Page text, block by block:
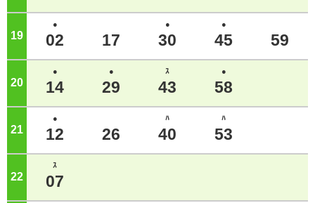
19
●
02 17
●
30
●
45 59
20
●
14
●
29
ｽ
43
●
58
21
●
12 26
ﾊ
40
ﾊ
53
22
ｽ
07